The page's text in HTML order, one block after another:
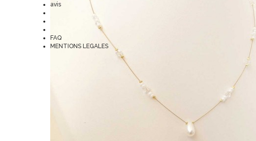
avis
FAQ
MENTIONS LEGALES